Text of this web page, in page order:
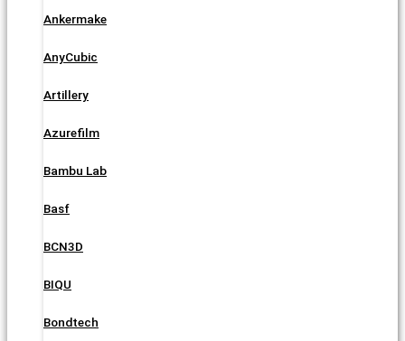
Ankermake
AnyCubic
Artillery
Azurefilm
Bambu Lab
Basf
BCN3D
BIQU
Bondtech